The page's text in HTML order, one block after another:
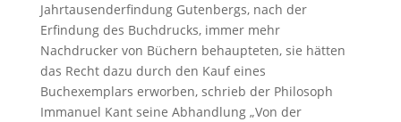
Jahrtausenderfindung Gutenbergs, nach der
Erfindung des Buchdrucks, immer mehr
Nachdrucker von Büchern behaupteten, sie hätten
das Recht dazu durch den Kauf eines
Buchexemplars erworben, schrieb der Philosoph
Immanuel Kant seine Abhandlung „Von der